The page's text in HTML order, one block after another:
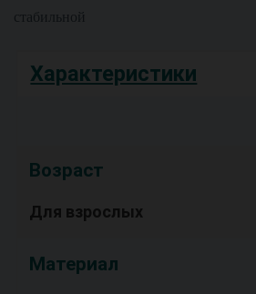
стабильной
Характеристики
Возраст
Для взрослых
Материал